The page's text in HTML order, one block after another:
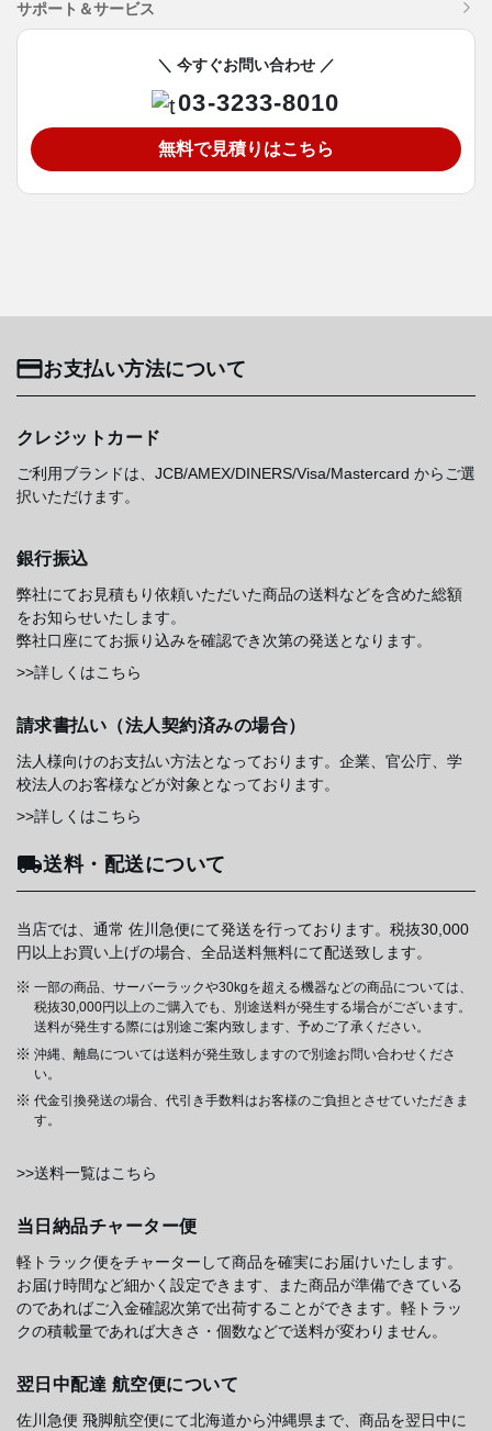
サポート＆サービス
＼ 今すぐお問い合わせ ／
03-3233-8010
無料で見積りはこちら
お支払い方法について
クレジットカード
ご利用ブランドは、JCB/AMEX/DINERS/Visa/Mastercard からご選
択いただけます。
銀行振込
弊社にてお見積もり依頼いただいた商品の送料などを含めた総額
をお知らせいたします。
弊社口座にてお振り込みを確認でき次第の発送となります。
>>詳しくはこちら
請求書払い（法人契約済みの場合）
法人様向けのお支払い方法となっております。企業、官公庁、学
校法人のお客様などが対象となっております。
>>詳しくはこちら
送料・配送について
当店では、通常 佐川急便にて発送を行っております。税抜30,000
円以上お買い上げの場合、全品送料無料にて配送致します。
一部の商品、サーバーラックや30kgを超える機器などの商品については、
税抜30,000円以上のご購入でも、別途送料が発生する場合がございます。
送料が発生する際には別途ご案内致します、予めご了承ください。
沖縄、離島については送料が発生致しますので別途お問い合わせくださ
い。
代金引換発送の場合、代引き手数料はお客様のご負担とさせていただきま
す。
>>送料一覧はこちら
当日納品チャーター便
軽トラック便をチャーターして商品を確実にお届けいたします。
お届け時間など細かく設定できます、また商品が準備できている
のであればご入金確認次第で出荷することができます。軽トラッ
クの積載量であれば大きさ・個数などで送料が変わりません。
翌日中配達 航空便について
佐川急便 飛脚航空便にて北海道から沖縄県まで、商品を翌日中に